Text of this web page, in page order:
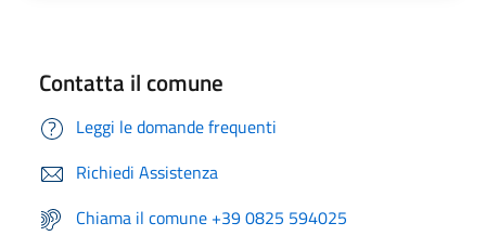
Contatta il comune
Leggi le domande frequenti
Richiedi Assistenza
Chiama il comune +39 0825 594025